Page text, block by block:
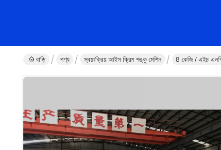
বাড়ি পণ্য স্বয়ংক্রিয় আইস ক্রিম শঙ্কু মেশিন 8 কেজি / এইচ